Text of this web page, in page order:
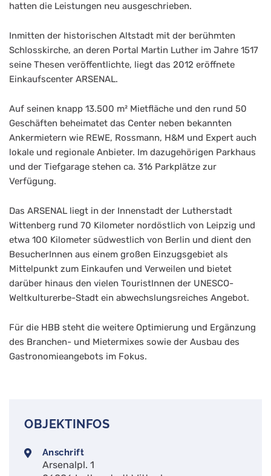
hatten die Leistungen neu ausgeschrieben.
Inmitten der historischen Altstadt mit der berühmten
Schlosskirche, an deren Portal Martin Luther im Jahre 1517
seine Thesen veröffentlichte, liegt das 2012 eröffnete
Einkaufscenter ARSENAL.
Auf seinen knapp 13.500 m² Mietfläche und den rund 50
Geschäften beheimatet das Center neben bekannten
Ankermietern wie REWE, Rossmann, H&M und Expert auch
lokale und regionale Anbieter. Im dazugehörigen Parkhaus
und der Tiefgarage stehen ca. 316 Parkplätze zur
Verfügung.
Das ARSENAL liegt in der Innenstadt der Lutherstadt
Wittenberg rund 70 Kilometer nordöstlich von Leipzig und
etwa 100 Kilometer südwestlich von Berlin und dient den
BesucherInnen aus einem großen Einzugsgebiet als
Mittelpunkt zum Einkaufen und Verweilen und bietet
darüber hinaus den vielen TouristInnen der UNESCO-
Weltkulturerbe-Stadt ein abwechslungsreiches Angebot.
Für die HBB steht die weitere Optimierung und Ergänzung
des Branchen- und Mietermixes sowie der Ausbau des
Gastronomieangebots im Fokus.
OBJEKTINFOS
Anschrift
Arsenalpl. 1